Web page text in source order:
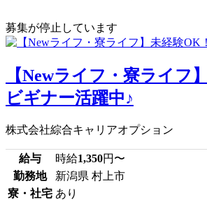
募集が停止しています
【Newライフ・寮ライフ
ビギナー活躍中♪
株式会社綜合キャリアオプション
給与 時給1,350円〜
勤務地
新潟県 村上市
寮・社宅 あり